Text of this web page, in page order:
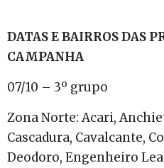
DATAS E BAIRROS DAS
CAMPANHA
07/10 – 3º grupo
Zona Norte: Acari,
Cascadura, Cavalcante,
Deodoro, Engenheiro